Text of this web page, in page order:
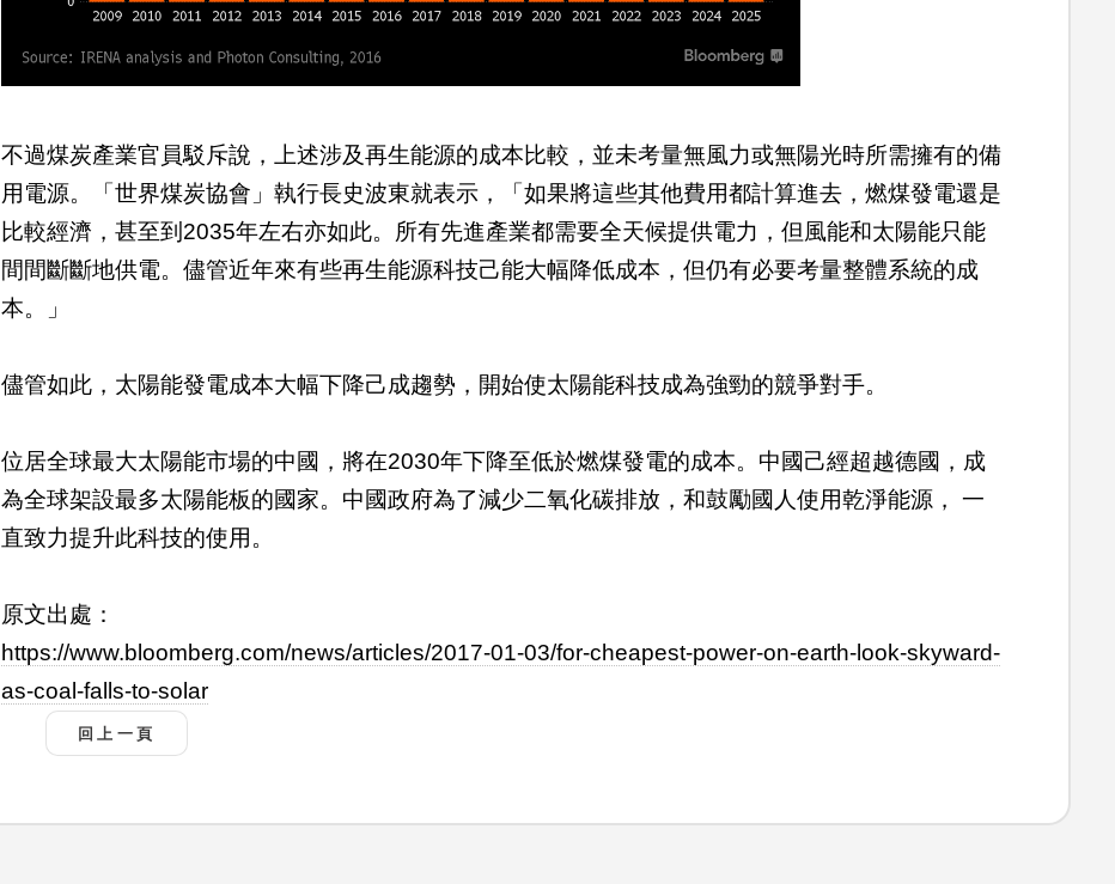
不過煤炭產業官員駁斥說，上述涉及再生能源的成本比較，並未考量無風力或無陽光時所需擁有的備
用電源。「世界煤炭協會」執行長史波東就表示，「如果將這些其他費用都計算進去，燃煤發電還是
比較經濟，甚至到2035年左右亦如此。所有先進產業都需要全天候提供電力，但風能和太陽能只能
間間斷斷地供電。儘管近年來有些再生能源科技己能大幅降低成本，但仍有必要考量整體系統的成
本。」
儘管如此，太陽能發電成本大幅下降己成趨勢，開始使太陽能科技成為強勁的競爭對手。
位居全球最大太陽能市場的中國，將在2030年下降至低於燃煤發電的成本。中國己經超越德國，成
為全球架設最多太陽能板的國家。中國政府為了減少二氧化碳排放，和鼓勵國人使用乾淨能源， 一
直致力提升此科技的使用。
原文出處：
https://www.bloomberg.com/news/articles/2017-01-03/for-cheapest-power-on-earth-look-skyward-
as-coal-falls-to-solar